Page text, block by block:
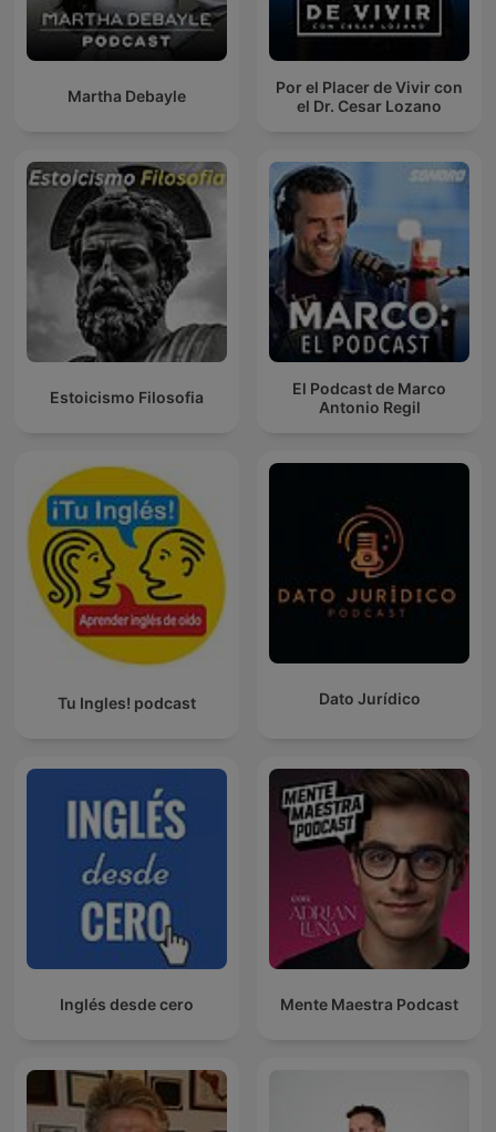
Martha Debayle
Por el Placer de Vivir con
el Dr. Cesar Lozano
Estoicismo Filosofia
El Podcast de Marco
Antonio Regil
Tu Ingles! podcast Dato Jurídico
Inglés desde cero Mente Maestra Podcast